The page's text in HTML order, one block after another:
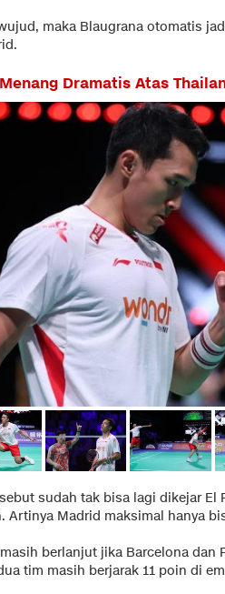
maka Blaugrana otomatis
Dramatis Atas
sudah tak bisa lagi dikejar El
Artinya Madrid maksimal hanya
berlanjut jika Barcelona dan
tim masih berjarak 11 poin di